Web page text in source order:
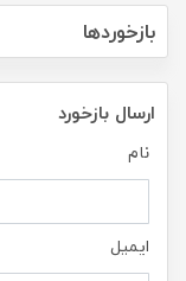
بازخوردها
ارسال بازخورد
نام
ایمیل